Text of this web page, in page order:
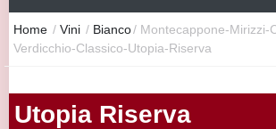
Home / Vini / Bianco/ Montecappone-Mirizzi-
Verdicchio-Classico-Utopia-Riserva
Utopia Riserva